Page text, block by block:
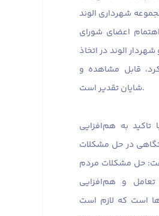
شهرداری الوند
اعضای شورای
الوند در اتخاذ
قابل مشاهده و
شایان تقدیر است.
تاکید به هم‌افزایی
در حل مشکلات
حل مشکلات مردم
تعامل و هم‌افزایی
است که لازم است